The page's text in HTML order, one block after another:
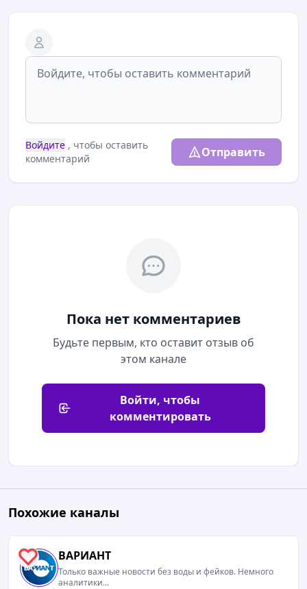
Войдите , чтобы оставить
комментарий
Отправить
Пока нет комментариев
Будьте первым, кто оставит отзыв об
этом канале
Войти, чтобы
комментировать
Похожие каналы
3 ВАРИАНТ
Только важные новости без воды и фейков. Немного
аналитики...